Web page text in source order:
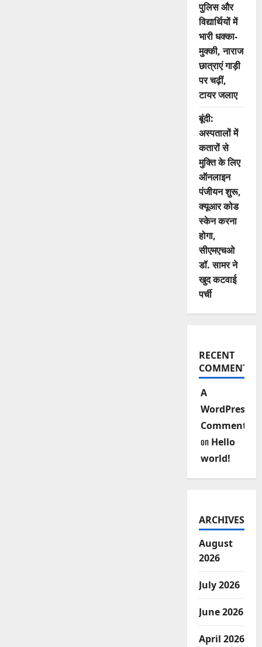
पुलिस और
विद्यार्थियों में
भारी धक्का-
मुक्की, नाराज
छात्राएं गाड़ी
पर चढ़ीं,
टायर जलाए
बूंदी:
अस्पतालों में
कतारों से
मुक्ति के लिए
ऑनलाइन
पंजीयन शुरू,
क्यूआर कोड
स्केन करना
होगा,
सीएमएचओ
डॉ. सामर ने
खुद कटवाई
पर्ची
RECENT
COMMENTS
A
WordPress
Commenter
on Hello
world!
ARCHIVES
August
2026
July 2026
June 2026
April 2026